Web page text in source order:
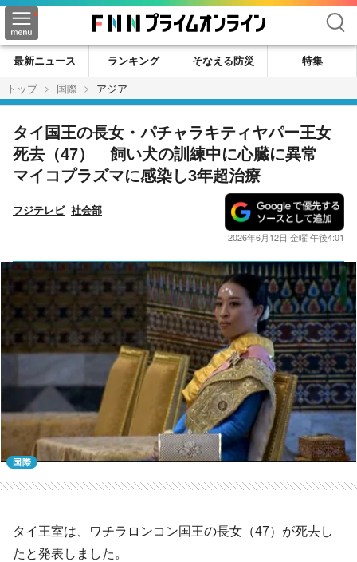
検索
最新ニュース ランキング そなえる防災
特集
トップ
国際 アジア
タイ国王の長女・パチャラキティヤパー王女
死去（47） 飼い犬の訓練中に心臓に異常
マイコプラズマに感染し3年超治療
フジテレビ 社会部
2026年6月12日 金曜 午後4:01
国際
タイ王室は、ワチラロンコン国王の長女（47）が死去し
たと発表しました。